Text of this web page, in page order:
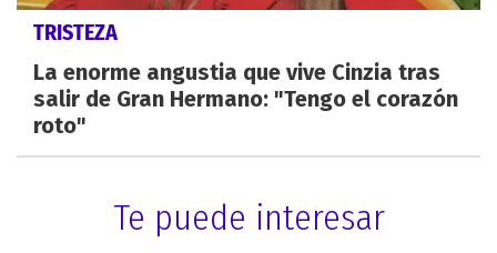
TRISTEZA
La enorme angustia que vive Cinzia tras
salir de Gran Hermano: "Tengo el corazón
roto"
Te puede interesar